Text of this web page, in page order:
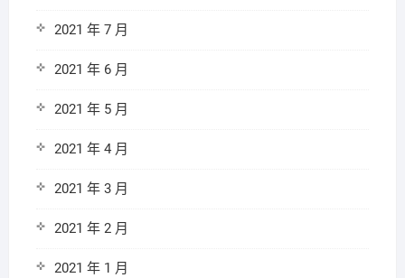
2021 年 7 月
2021 年 6 月
2021 年 5 月
2021 年 4 月
2021 年 3 月
2021 年 2 月
2021 年 1 月